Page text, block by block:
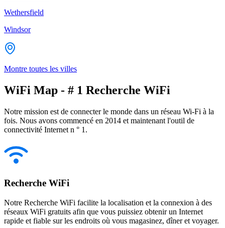
Wethersfield
Windsor
Montre toutes les villes
WiFi Map - # 1 Recherche WiFi
Notre mission est de connecter le monde dans un réseau Wi-Fi à la
fois. Nous avons commencé en 2014 et maintenant l'outil de
connectivité Internet n ° 1.
Recherche WiFi
Notre Recherche WiFi facilite la localisation et la connexion à des
réseaux WiFi gratuits afin que vous puissiez obtenir un Internet
rapide et fiable sur les endroits où vous magasinez, dîner et voyager.